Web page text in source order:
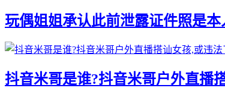
玩偶姐姐承认此前泄露证件照是本
抖音米哥是谁?抖音米哥户外直播